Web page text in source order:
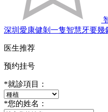
深圳愛康健剝一隻智慧牙要幾
医生推荐
预约挂号
*就診項目：
*您的姓名：